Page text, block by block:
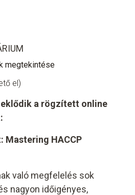
megtekintése
el)
a rögzített online
Mastering HACCP
való megfelelés sok
nagyon időigényes,